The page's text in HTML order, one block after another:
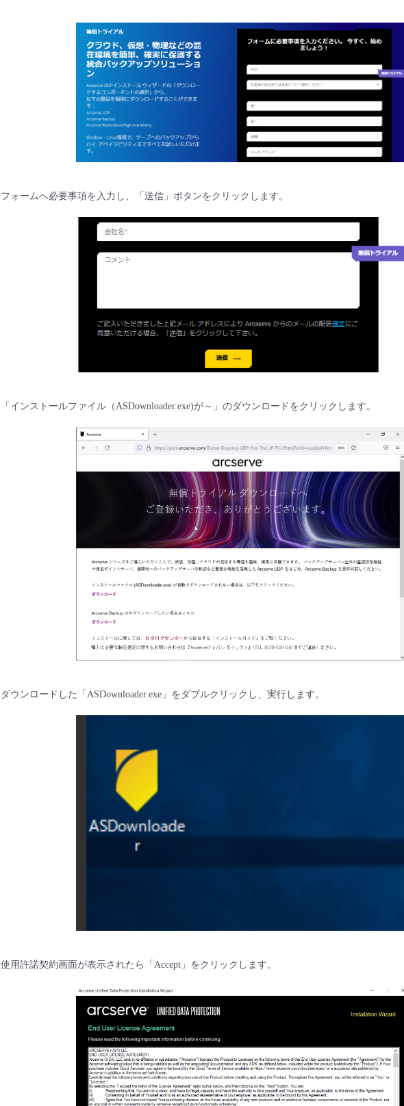
フォームへ必要事項を入力し、「送信」ボタンをクリックします。
「インストールファイル（ASDownloader.exe)が～」のダウンロードをクリックします。
ダウンロードした「ASDownloader.exe」をダブルクリックし、実行します。
使用許諾契約画面が表示されたら「Accept」をクリックします。